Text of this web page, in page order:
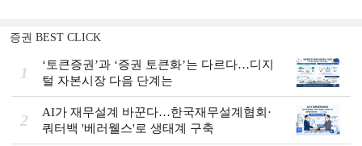
증권 BEST CLICK
1
‘토큰증권’과 ‘증권 토큰화’는 다르다…디지
털 자본시장 다음 단계는
2
AI가 재무설계 바꾼다…한국재무설계협회·
쿼터백 '베러웰스'로 생태계 구축